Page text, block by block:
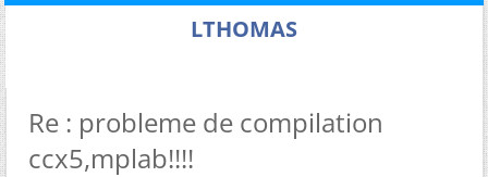
LTHOMAS
Re : probleme de compilation
ccx5,mplab!!!!